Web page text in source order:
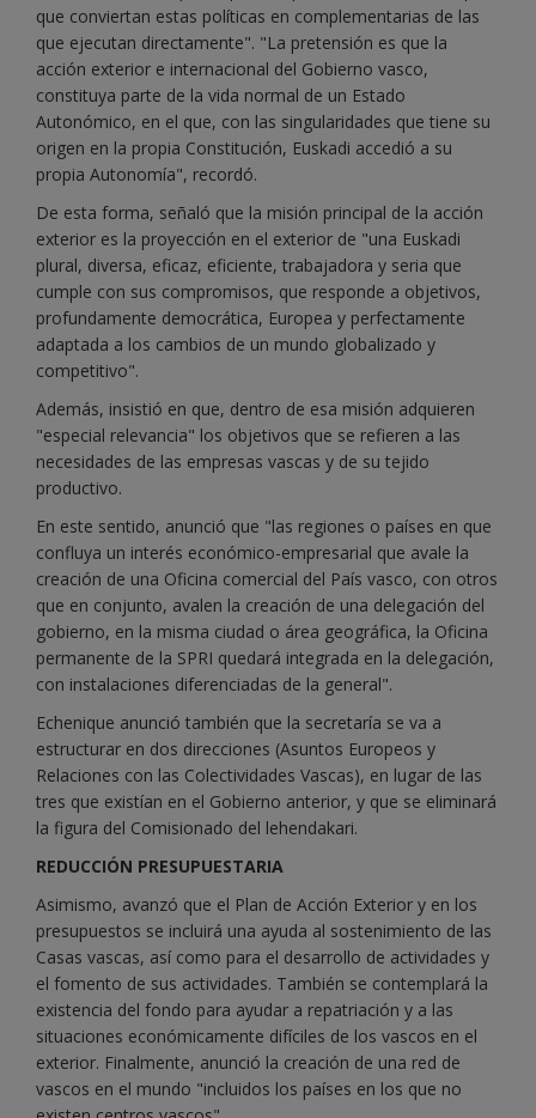
que conviertan estas políticas en complementarias de las
que ejecutan directamente". "La pretensión es que la
acción exterior e internacional del Gobierno vasco,
constituya parte de la vida normal de un Estado
Autonómico, en el que, con las singularidades que tiene su
origen en la propia Constitución, Euskadi accedió a su
propia Autonomía", recordó.
De esta forma, señaló que la misión principal de la acción
exterior es la proyección en el exterior de "una Euskadi
plural, diversa, eficaz, eficiente, trabajadora y seria que
cumple con sus compromisos, que responde a objetivos,
profundamente democrática, Europea y perfectamente
adaptada a los cambios de un mundo globalizado y
competitivo".
Además, insistió en que, dentro de esa misión adquieren
"especial relevancia" los objetivos que se refieren a las
necesidades de las empresas vascas y de su tejido
productivo.
En este sentido, anunció que "las regiones o países en que
confluya un interés económico-empresarial que avale la
creación de una Oficina comercial del País vasco, con otros
que en conjunto, avalen la creación de una delegación del
gobierno, en la misma ciudad o área geográfica, la Oficina
permanente de la SPRI quedará integrada en la delegación,
con instalaciones diferenciadas de la general".
Echenique anunció también que la secretaría se va a
estructurar en dos direcciones (Asuntos Europeos y
Relaciones con las Colectividades Vascas), en lugar de las
tres que existían en el Gobierno anterior, y que se eliminará
la figura del Comisionado del lehendakari.
REDUCCIÓN PRESUPUESTARIA
Asimismo, avanzó que el Plan de Acción Exterior y en los
presupuestos se incluirá una ayuda al sostenimiento de las
Casas vascas, así como para el desarrollo de actividades y
el fomento de sus actividades. También se contemplará la
existencia del fondo para ayudar a repatriación y a las
situaciones económicamente difíciles de los vascos en el
exterior. Finalmente, anunció la creación de una red de
vascos en el mundo "incluidos los países en los que no